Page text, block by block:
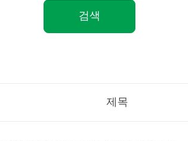
검색
제목